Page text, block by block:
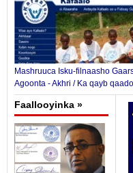
Mashruuca Isku-filnaasho
Agoonta - Akhri / Ka qayb
Faallooyinka »